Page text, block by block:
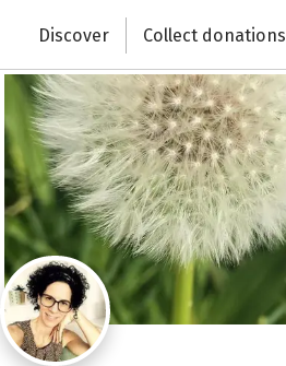
Change the world with your donation
Discover Collect donations